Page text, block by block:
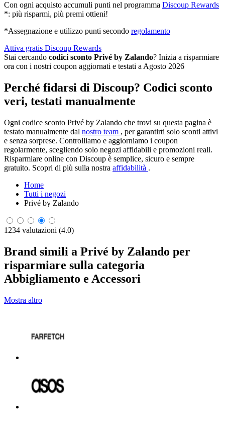
Con ogni acquisto accumuli punti nel programma Discoup Rewards
*: più risparmi, più premi ottieni!
*Assegnazione e utilizzo punti secondo regolamento
Attiva gratis Discoup Rewards
Stai cercando codici sconto Privé by Zalando? Inizia a risparmiare
ora con i nostri coupon aggiornati e testati a Agosto 2026
Perché fidarsi di Discoup? Codici sconto
veri, testati manualmente
Ogni codice sconto Privé by Zalando che trovi su questa pagina è
testato manualmente dal nostro team , per garantirti solo sconti attivi
e senza sorprese. Controlliamo e aggiorniamo i coupon
regolarmente, scegliendo solo negozi affidabili e promozioni reali.
Risparmiare online con Discoup è semplice, sicuro e sempre
gratuito. Scopri di più sulla nostra affidabilità .
Home
Tutti i negozi
Privé by Zalando
1234 valutazioni (4.0)
Brand simili a Privé by Zalando per
risparmiare sulla categoria
Abbigliamento e Accessori
Mostra altro